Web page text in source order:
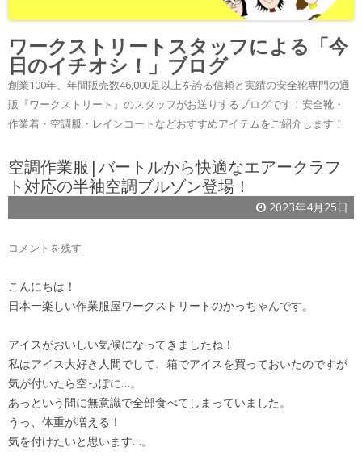
ワークストリートスタッフによる「今
日のイチオシ！」ブログ
創業100年、年間販売数46,000足以上を誇る信頼と実績の安全靴専門の通
販『ワークストリート』のスタッフがお送りするブログです！安全靴・
作業着・空調服・レインコートなどおすすめアイテムをご紹介します！
空調作業服|バートルから快適なエアークラフ
ト対応の半袖空調ブルゾン登場！
2023年4月25日
コメントを残す
こんにちは！
日本一楽しい作業服屋ワークストリートのかっちゃんです。
アイスがおいしい気候になってきましたね！
私はアイス大好き人間でして、箱でアイスを買っておいたのですが
気が付いたら空っぽに…。
あっという間に無意識で全部食べてしまっていました。
うっ、体重が増える！
気を付けたいと思います…。